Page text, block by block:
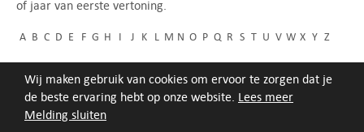
Melding sluiten
Wij maken gebruik van cookies om ervoor te zorgen dat je
de beste ervaring hebt op onze website. Lees meer
of jaar van eerste vertoning.
A B C D E F G H I J K L M N O P Q R S T U V W X Y Z